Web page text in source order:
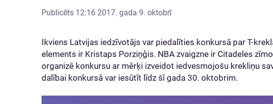
Publicēts 12:16 2017. gada 9. oktobrī
Ikviens Latvijas iedzīvotājs var piedalīties konkursā par T-
elements ir Kristaps Porziņģis. NBA zvaigzne ir Citadeles
organizē konkursu ar mērķi izveidot iedvesmojošu krekliņu
dalībai konkursā var iesūtīt līdz šī gada 30. oktobrim.